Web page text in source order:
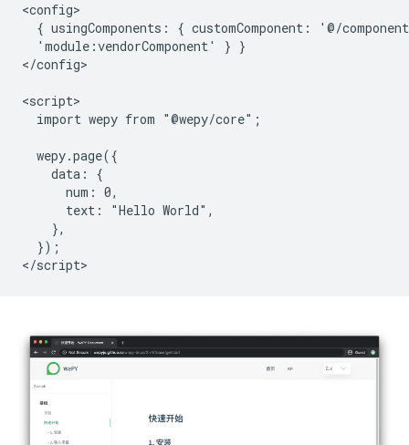
<config>
{ usingComponents: { customComponent: '@/
  'module:vendorComponent' } }
</config>
<script>
  import wepy from "@wepy/core";
  wepy.page({
    data: {
      num: 0,
      text: "Hello World",
    },
  });